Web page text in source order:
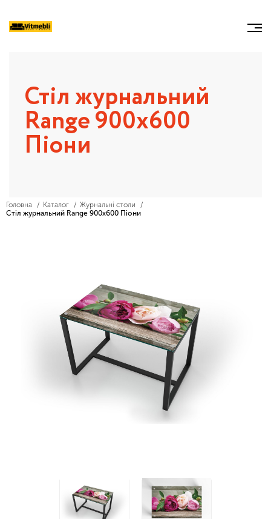
Стіл журнальний
Range 900x600
Піони
Головна Каталог
Журнальні столи
Стіл журнальний Range 900x600 Піони